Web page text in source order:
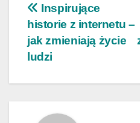
Nawigacja
wpisu
Inspirujące
historie z internetu –
jak zmieniają życie
ludzi